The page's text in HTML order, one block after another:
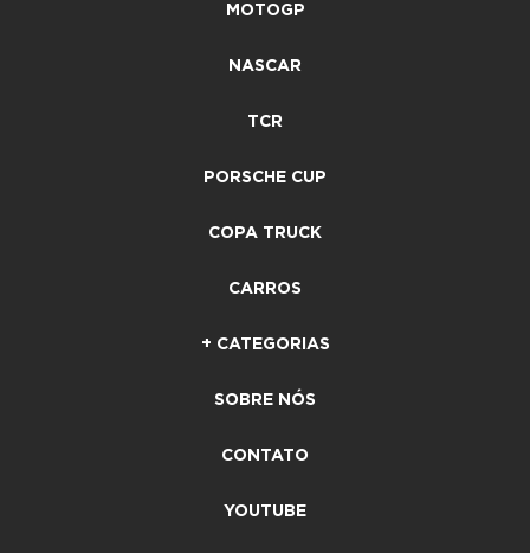
MOTOGP
NASCAR
TCR
PORSCHE CUP
COPA TRUCK
CARROS
+ CATEGORIAS
SOBRE NÓS
CONTATO
YOUTUBE